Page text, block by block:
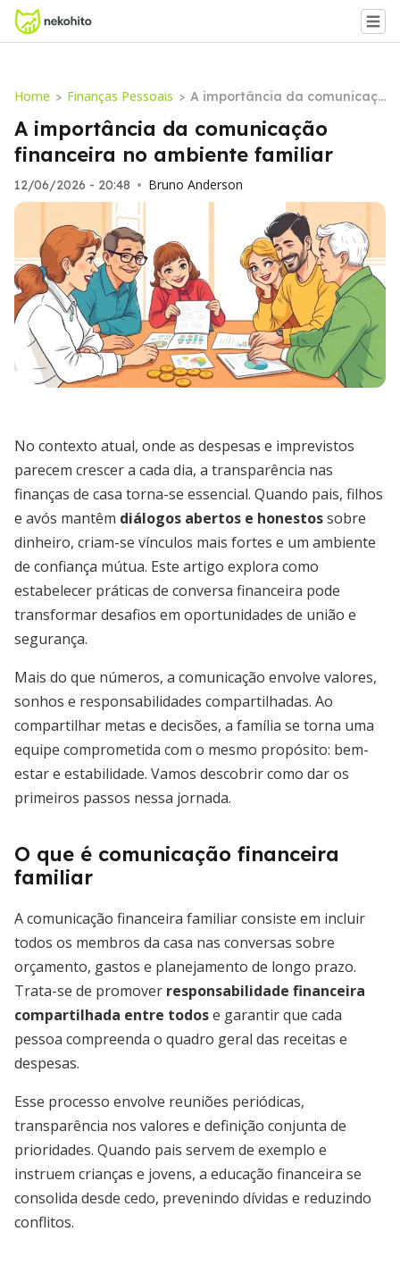
Home > Finanças Pessoais > A importância da comunicaç
ão financeira no ambiente fa
miliar
A importância da comunicação
financeira no ambiente familiar
12/06/2026 - 20:48 • Bruno Anderson
No contexto atual, onde as despesas e imprevistos
parecem crescer a cada dia, a transparência nas
finanças de casa torna-se essencial. Quando pais, filhos
e avós mantêm diálogos abertos e honestossobre
dinheiro, criam-se vínculos mais fortes e um ambiente
de confiança mútua. Este artigo explora como
estabelecer práticas de conversa financeira pode
transformar desafios em oportunidades de união e
segurança.
Mais do que números, a comunicação envolve valores,
sonhos e responsabilidades compartilhadas. Ao
compartilhar metas e decisões, a família se torna uma
equipe comprometida com o mesmo propósito: bem-
estar e estabilidade. Vamos descobrir como dar os
primeiros passos nessa jornada.
O que é comunicação financeira
familiar
A comunicação financeira familiar consiste em incluir
todos os membros da casa nas conversas sobre
orçamento, gastos e planejamento de longo prazo.
Trata-se de promover responsabilidade financeira
compartilhada entre todose garantir que cada
pessoa compreenda o quadro geral das receitas e
despesas.
Esse processo envolve reuniões periódicas,
transparência nos valores e definição conjunta de
prioridades. Quando pais servem de exemplo e
instruem crianças e jovens, a educação financeira se
consolida desde cedo, prevenindo dívidas e reduzindo
conflitos.